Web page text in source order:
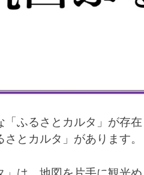
ふるさとカルタ」が存
とカルタ」があります。